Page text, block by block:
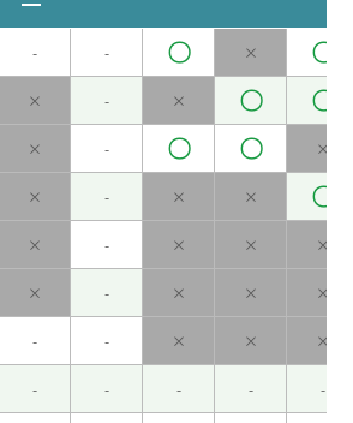
がとうございました。 言葉の使
強になりました。 また、楽しく
たです。 また次回よろしくお願
学到了很多关于如何运用文字的
能够以有趣的方式学习。 下次
がとうございました。 言葉の使
強になりました。 また、楽しく
たです。 また次回よろしくお願
咙后来好些了吗？请您多保重身
- - 〇 × 〇
× - × 〇 〇
× - 〇 〇 ×
× - × × 〇
× - × × ×
× - × × ×
- - × × ×
- - - - -